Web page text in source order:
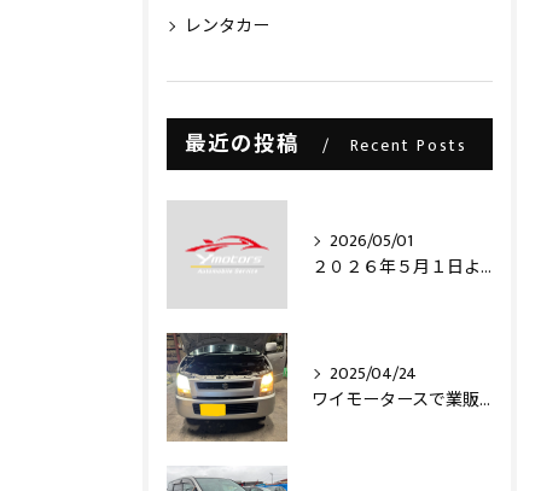
レンタカー
最近の投稿 Recent Posts
2026/05/01
２０２６年５月１日より・・・
2025/04/24
ワイモータースで業販仕入れ出来ますライトコレクション信玄のLEDヘッドライトバルブを取り付け致しました‼️